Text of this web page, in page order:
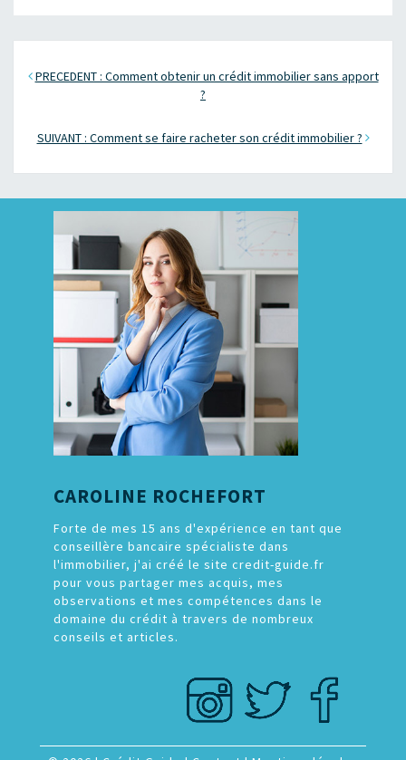
PRECEDENT : Comment obtenir un crédit immobilier sans apport
?
SUIVANT : Comment se faire racheter son crédit immobilier ?
CAROLINE ROCHEFORT
Forte de mes 15 ans d'expérience en tant que
conseillère bancaire spécialiste dans
l'immobilier, j'ai créé le site credit-guide.fr
pour vous partager mes acquis, mes
observations et mes compétences dans le
domaine du crédit à travers de nombreux
conseils et articles.